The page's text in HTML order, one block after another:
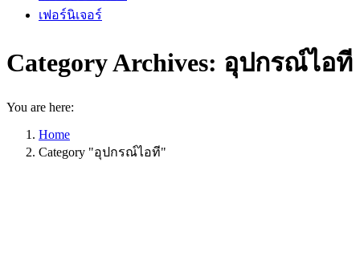
เฟอร์นิเจอร์
Category Archives: อุปกรณ์ไอที
You are here:
Home
Category "อุปกรณ์ไอที"